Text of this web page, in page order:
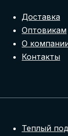
Доставка
Оптовикам
О
Контакты
Теплый